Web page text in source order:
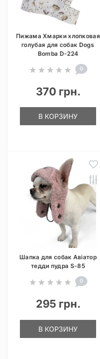
Пижама Хмарки хлопковая
голубая для собак Dogs
Bomba D-224
0
370 грн.
В КОРЗИНУ
Шапка для собак Авіатор
тедди пудра S-85
0
295 грн.
В КОРЗИНУ